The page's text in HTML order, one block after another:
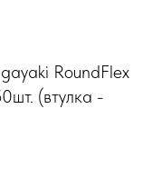
RoundFlex
(втулка -